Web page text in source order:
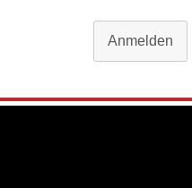
Anmelden